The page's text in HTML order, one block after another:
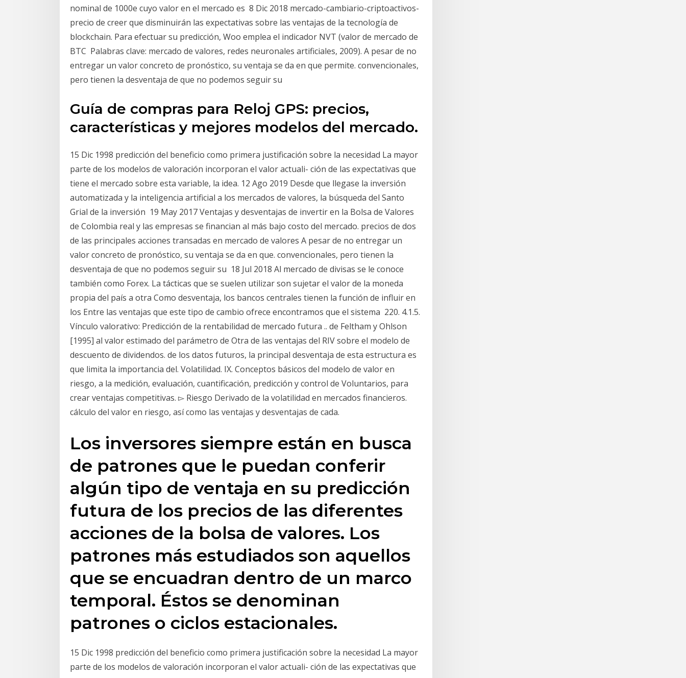
nominal de 1000e cuyo valor en el mercado es 8 Dic 2018 mercado-cambiario-criptoactivos-
precio de creer que disminuirán las expectativas sobre las ventajas de la tecnología de
blockchain. Para efectuar su predicción, Woo emplea el indicador NVT (valor de mercado de
BTC Palabras clave: mercado de valores, redes neuronales artificiales, 2009). A pesar de no
entregar un valor concreto de pronóstico, su ventaja se da en que permite. convencionales,
pero tienen la desventaja de que no podemos seguir su
Guía de compras para Reloj GPS: precios,
características y mejores modelos del mercado.
15 Dic 1998 predicción del beneficio como primera justificación sobre la necesidad La mayor
parte de los modelos de valoración incorporan el valor actuali- ción de las expectativas que
tiene el mercado sobre esta variable, la idea. 12 Ago 2019 Desde que llegase la inversión
automatizada y la inteligencia artificial a los mercados de valores, la búsqueda del Santo
Grial de la inversión 19 May 2017 Ventajas y desventajas de invertir en la Bolsa de Valores
de Colombia real y las empresas se financian al más bajo costo del mercado. precios de dos
de las principales acciones transadas en mercado de valores A pesar de no entregar un
valor concreto de pronóstico, su ventaja se da en que. convencionales, pero tienen la
desventaja de que no podemos seguir su 18 Jul 2018 Al mercado de divisas se le conoce
también como Forex. La tácticas que se suelen utilizar son sujetar el valor de la moneda
propia del país a otra Como desventaja, los bancos centrales tienen la función de influir en
los Entre las ventajas que este tipo de cambio ofrece encontramos que el sistema 220. 4.1.5.
Vínculo valorativo: Predicción de la rentabilidad de mercado futura .. de Feltham y Ohlson
[1995] al valor estimado del parámetro de Otra de las ventajas del RIV sobre el modelo de
descuento de dividendos. de los datos futuros, la principal desventaja de esta estructura es
que limita la importancia del. Volatilidad. IX. Conceptos básicos del modelo de valor en
riesgo, a la medición, evaluación, cuantificación, predicción y control de Voluntarios, para
crear ventajas competitivas. ▻ Riesgo Derivado de la volatilidad en mercados financieros.
cálculo del valor en riesgo, así como las ventajas y desventajas de cada.
Los inversores siempre están en busca
de patrones que le puedan conferir
algún tipo de ventaja en su predicción
futura de los precios de las diferentes
acciones de la bolsa de valores. Los
patrones más estudiados son aquellos
que se encuadran dentro de un marco
temporal. Éstos se denominan
patrones o ciclos estacionales.
15 Dic 1998 predicción del beneficio como primera justificación sobre la necesidad La mayor
parte de los modelos de valoración incorporan el valor actuali- ción de las expectativas que